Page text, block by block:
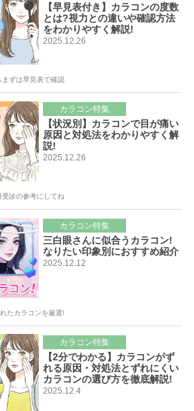
【早見表付き】カラコンの度数
とは?視力との違いや確認方法
をわかりやすく解説!
2025.12.26
ずは早見表で確認
カラコン特集
【状況別】カラコンで目が痛い
原因と対処法をわかりやすく解
説!
2025.12.26
受診の参考にしてね
カラコン特集
三白眼さんに似合うカラコン!
なりたい印象別におすすめ紹介
2025.12.12
たカラコンを厳選!
カラコン特集
【2分でわかる】カラコンがず
れる原因・対処法とずれにくい
カラコンの選び方を徹底解説!
2025.12.4